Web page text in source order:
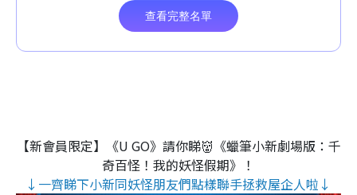
【新會員限定】《U GO》請你睇👹《蠟筆小新劇場版：千
奇百怪！我的妖怪假期》！
↓一齊睇下小新同妖怪朋友們點樣聯手拯救屋企人啦↓